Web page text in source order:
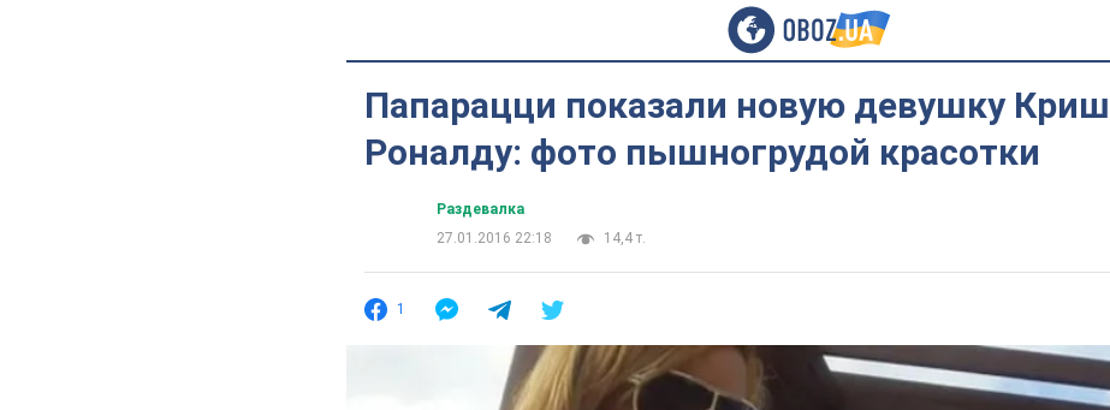
Папарацци показали новую девушку
Роналду: фото пышногрудой красотки
Раздевалка
27.01.2016 22:18
14,4 т.
1